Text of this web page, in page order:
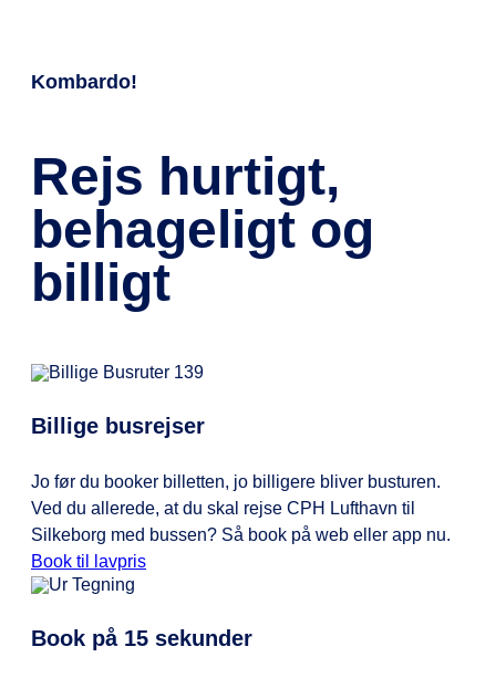
Kombardo!
Rejs hurtigt,
behageligt og
billigt
Billige busrejser
Jo før du booker billetten, jo billigere bliver busturen.
Ved du allerede, at du skal rejse CPH Lufthavn til
Silkeborg med bussen? Så book på web eller app nu.
Book til lavpris
Book på 15 sekunder